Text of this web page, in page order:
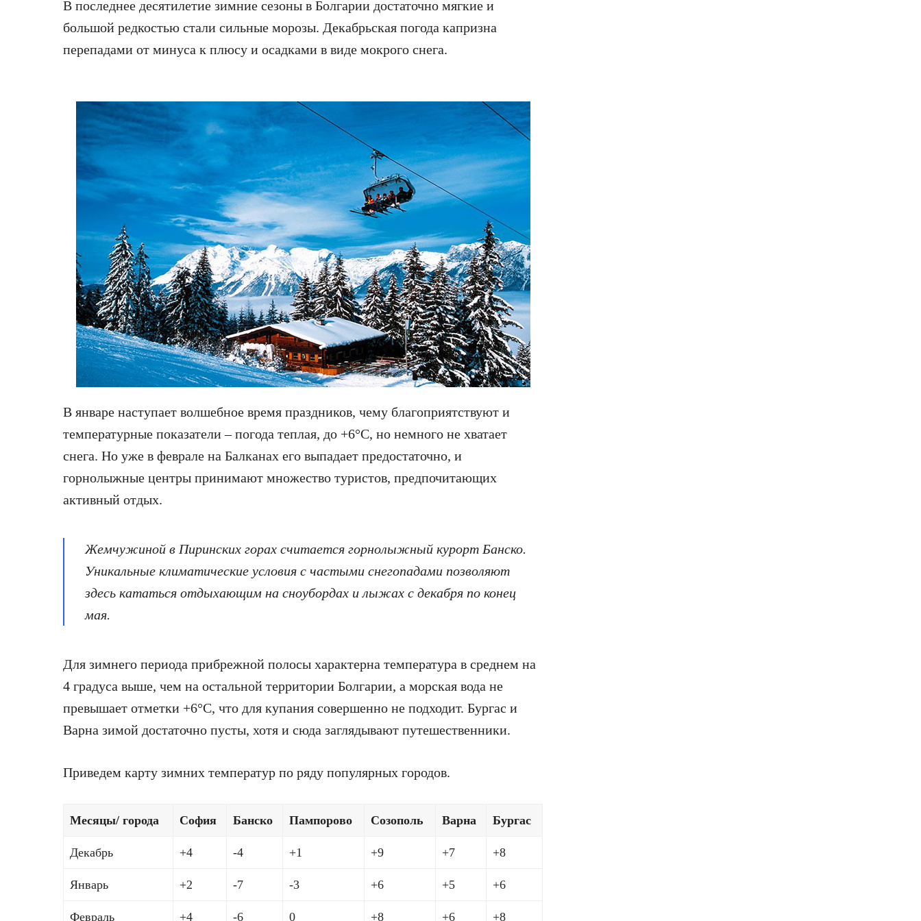
В последнее десятилетие зимние сезоны в Болгарии достаточно мягкие и
большой редкостью стали сильные морозы. Декабрьская погода капризна
перепадами от минуса к плюсу и осадками в виде мокрого снега.
В январе наступает волшебное время праздников, чему благоприятствуют и
температурные показатели – погода теплая, до +6°С, но немного не хватает
снега. Но уже в феврале на Балканах его выпадает предостаточно, и
горнолыжные центры принимают множество туристов, предпочитающих
активный отдых.
Жемчужиной в Пиринских горах считается горнолыжный курорт Банско.
Уникальные климатические условия с частыми снегопадами позволяют
здесь кататься отдыхающим на сноубордах и лыжах с декабря по конец
мая.
Для зимнего периода прибрежной полосы характерна температура в среднем на
4 градуса выше, чем на остальной территории Болгарии, а морская вода не
превышает отметки +6°С, что для купания совершенно не подходит. Бургас и
Варна зимой достаточно пусты, хотя и сюда заглядывают путешественники.
Приведем карту зимних температур по ряду популярных городов.
Месяцы/ города София Банско Пампорово Созополь Варна Бургас
Декабрь +4 -4 +1 +9 +7 +8
Январь +2 -7 -3 +6 +5 +6
Февраль +4 -6 0 +8 +6 +8